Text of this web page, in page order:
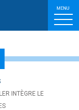
INTÈGRE LE